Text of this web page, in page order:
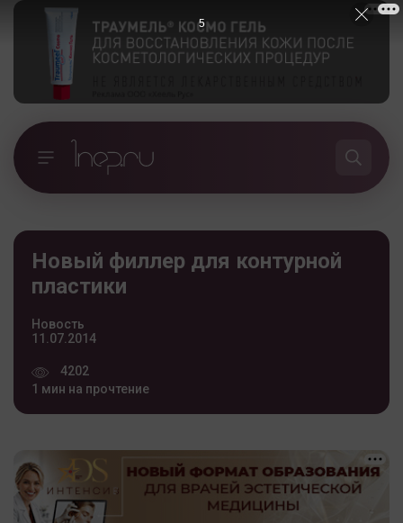
Новый филлер для контурной
пластики
Новость
11.07.2014
4202
1 мин на прочтение
5